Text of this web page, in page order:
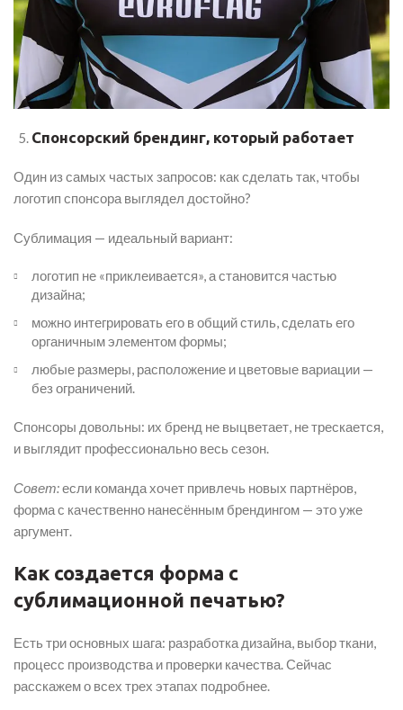
Спонсорский брендинг, который работает
Один из самых частых запросов: как сделать так, чтобы
логотип спонсора выглядел достойно?
Сублимация — идеальный вариант:
логотип не «приклеивается», а становится частью
дизайна;
можно интегрировать его в общий стиль, сделать его
органичным элементом формы;
любые размеры, расположение и цветовые вариации —
без ограничений.
Спонсоры довольны: их бренд не выцветает, не трескается,
и выглядит профессионально весь сезон.
Совет:если команда хочет привлечь новых партнёров,
форма с качественно нанесённым брендингом — это уже
аргумент.
Как создается форма с
сублимационной печатью?
Есть три основных шага: разработка дизайна, выбор ткани,
процесс производства и проверки качества. Сейчас
расскажем о всех трех этапах подробнее.